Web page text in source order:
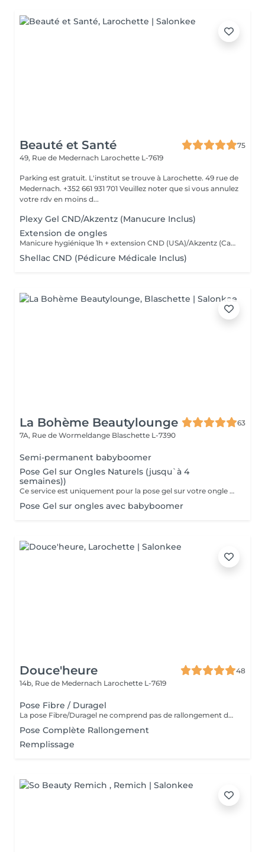
Beauté et Santé
75
49, Rue de Medernach Larochette L-7619
Parking est gratuit. L'institut se trouve à Larochette. 49 rue de
Medernach. +352 661 931 701 Veuillez noter que si vous annulez
votre rdv en moins d...
Plexy Gel CND/Akzentz (Manucure Inclus)
Extension de ongles
Manicure hygiénique 1h + extension CND (USA)/Akzentz (Canada)1h30
Shellac CND (Pédicure Médicale Inclus)
La Bohème Beautylounge
63
7A, Rue de Wormeldange Blaschette L-7390
Semi-permanent babyboomer
Pose Gel sur Ongles Naturels (jusqu`à 4
semaines))
Ce service est uniquement pour la pose gel sur votre ongle naturel !!!
Pose Gel sur ongles avec babyboomer
Douce'heure
48
14b, Rue de Medernach Larochette L-7619
Pose Fibre / Duragel
La pose Fibre/Duragel ne comprend pas de rallongement des ongles. Si vous souhaitez plus de longueur, merci de sélectionner l'option pose complète avec rallongement
Pose Complète Rallongement
Remplissage